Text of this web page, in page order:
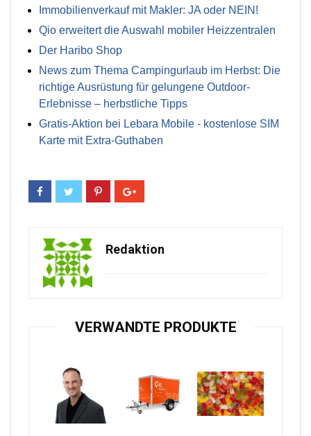
Immobilienverkauf mit Makler: JA oder NEIN!
Qio erweitert die Auswahl mobiler Heizzentralen
Der Haribo Shop
News zum Thema Campingurlaub im Herbst: Die
richtige Ausrüstung für gelungene Outdoor-
Erlebnisse – herbstliche Tipps
Gratis-Aktion bei Lebara Mobile - kostenlose SIM
Karte mit Extra-Guthaben
Redaktion
VERWANDTE PRODUKTE